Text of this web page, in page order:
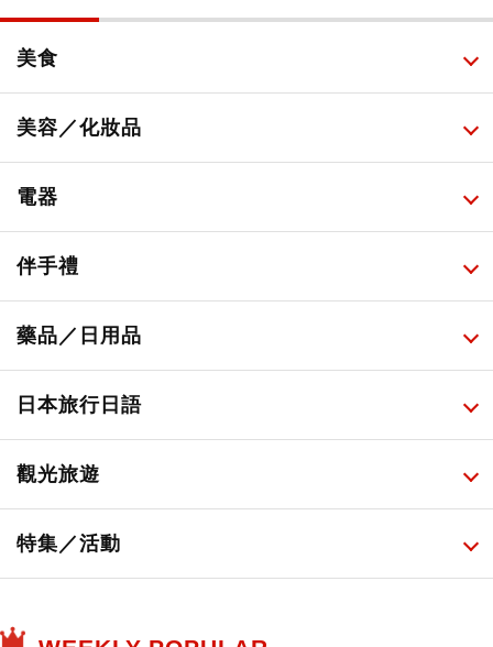
美食
所有
甜點・菓子
人氣店鋪美食
必吃的日式早餐
日本酒達人
美容／化妝品
所有
便利商店化妝品
藥妝店化妝品
電器
所有
健康/美容儀器
廚房家電
伴手禮
所有
伴手禮排行榜
免稅商店
藥品／日用品
所有
百圓商店
日常用藥
日本旅行日語
所有
觀光旅遊
所有
特集／活動